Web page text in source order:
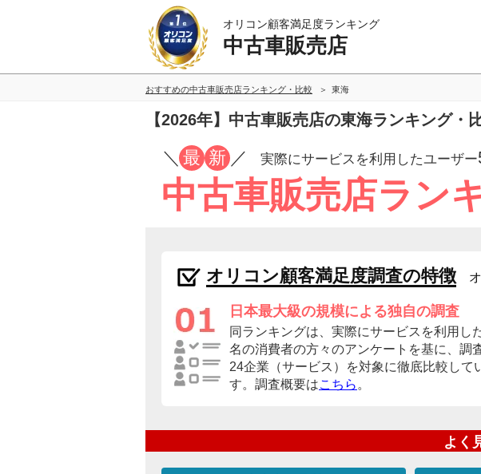
オリコン顧客満足度ランキング
中古車販売店
おすすめの中古車販売店ランキング・比較 東海
【2026年】中古車販売店の東海ランキング・
／ 最 新 ／ 実際にサービスを利用したユーザー
中古車販売店ラン
オリコン顧客満足度調査の特徴
日本最大級の規模による独自の調査
同ランキングは、実際にサービスを利用し
名の消費者の方々のアンケートを基に、調
24企業（サービス）を対象に徹底比較して
す。調査概要はこちら 。
よく